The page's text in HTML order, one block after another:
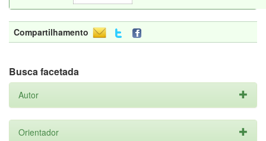
Compartilhamento
Busca facetada
Autor
Orientador